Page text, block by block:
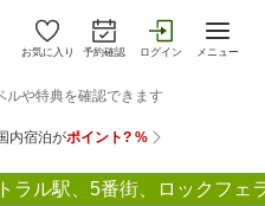
お気に入り 予約確認 ログイン メニュー
ラル駅、5番街、ロックフェ